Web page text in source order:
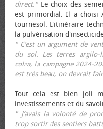
direct."Le choix des
est primordial. Il a choisi
tournesol. L'itinéraire
la pulvérisation
" C’est un argument de
du sol. Les terres argilo-
colza, la campagne 2024-
est très beau, on devrait
Tout cela est bien joli
investissements et du
" J’avais la volonté de
trop sortir des sentiers